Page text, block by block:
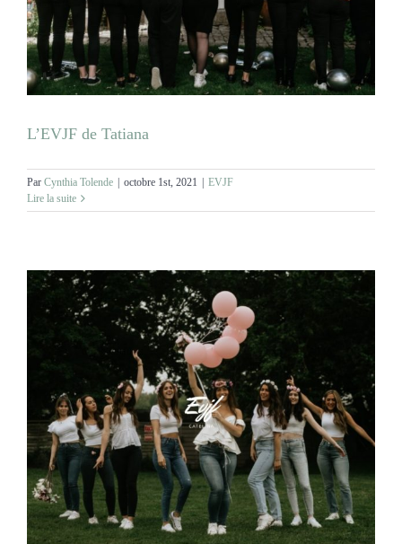
L’EVJF de Tatiana
Par Cynthia Tolende octobre 1st, 2021
EVJF
Lire la suite